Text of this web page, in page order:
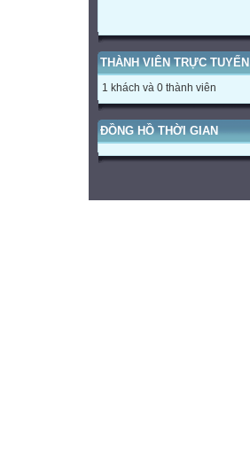
THÀNH VIÊN TRỰC TUYẾN
1 khách và 0 thành viên
ĐỒNG HỒ THỜI GIAN